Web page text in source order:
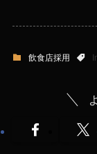
飲食店採用